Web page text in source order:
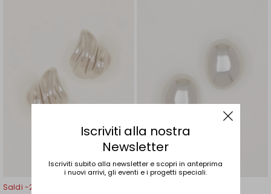
Saldi -25%
Iscriviti alla nostra
Newsletter
Iscriviti subito alla newsletter e scopri in anteprima
i nuovi arrivi, gli eventi e i progetti speciali.